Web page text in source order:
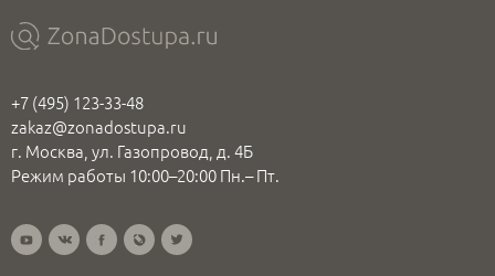
+7 (495) 123-33-48
zakaz@zonadostupa.ru
г. Москва, ул. Газопровод, д. 4Б
Режим работы 10:00–20:00 Пн.– Пт.